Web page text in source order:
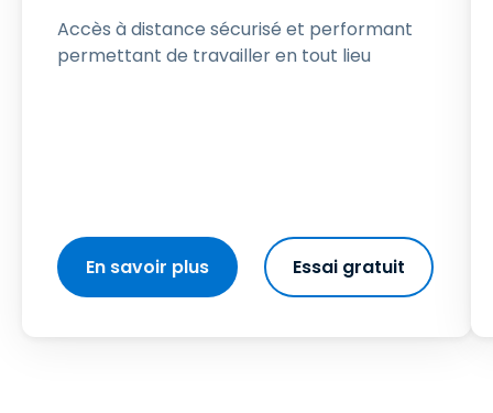
Accès à distance sécurisé et performant
permettant de travailler en tout lieu
En savoir plus Essai gratuit